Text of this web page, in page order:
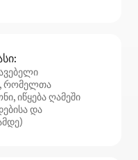
რომელთა
იწყება ღამეში
და